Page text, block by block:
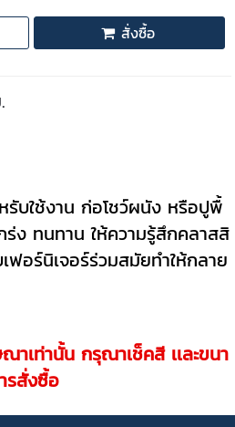
สั่งซื้อ
รับใช้งาน ก่อโชว์ผนัง หรือปูพื้
ง ทนทาน ให้ความรู้สึกคลาสสิ
อร์นิเจอร์ร่วมสมัยทำให้กลาย
าเท่านั้น กรุณาเช็คสี เเละขนา
รสั่งซื้อ